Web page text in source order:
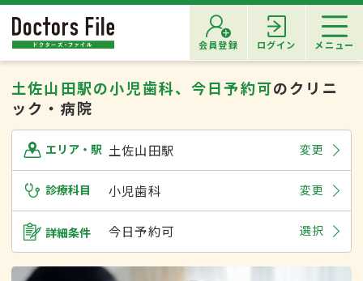
会員登録 ログイン メニュー
土佐山田駅の小児歯科、今日予約可のクリニ
ック・病院
エリア・駅 土佐山田駅 変更
診療科目 小児歯科 変更
詳細条件 今日予約可 選択